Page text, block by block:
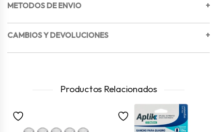
METODOS DE ENVIO +
CAMBIOS Y DEVOLUCIONES +
Productos Relacionados